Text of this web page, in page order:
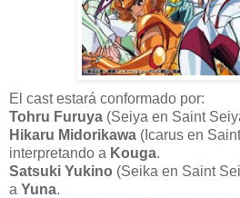
El cast estará conformado por:
Tohru Furuya (Seiya en Saint
Hikaru Midorikawa (Icarus en
interpretando a Kouga.
Satsuki Yukino (Seika en Saint
a Yuna.